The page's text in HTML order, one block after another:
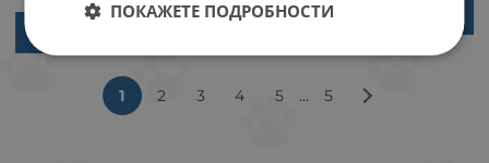
ВАРИАНТИ
1 2 3 4 5 ... 5
ПОКАЖЕТЕ ПОДРОБНОСТИ